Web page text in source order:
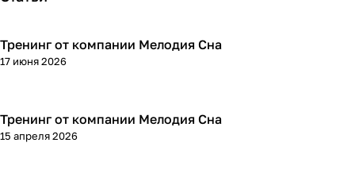
Тренинг от компании Мелодия Сна
17 июня 2026
Тренинг от компании Мелодия Сна
15 апреля 2026